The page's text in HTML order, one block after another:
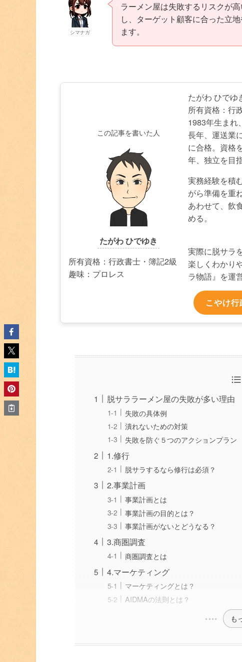
シマナガ
ラーメン屋は失敗するリスクが
し、ターゲット顧客に合った立
ます。
この記事を書いた人
たがわ ひでゆき
所有資格：行政書士・簿記2級
趣味：プロレス
たがわ ひでゆ
所有資格：行
1983年生まれ
長年、運送業
に合格。資格
年、独立を目
実務経験を積
がら準備を重
あわせて、飲
める。
実際に脱サラ
楽しくわかり
ラ物語』を運営
こやけ
脱サララーメン屋の失敗が多い理由
失敗の具体例
潰れないための対策
失敗を防ぐ５つのアクションプラン
1.修行
脱サラするなら修行は必須？
2.事業計画
事業計画とは
事業計画の目的とは？
事業計画がないとどうなる？
3.商圏調査
商圏調査とは
4.マーケティング
マーケティングとは？
AIDMAの法則とは？
も